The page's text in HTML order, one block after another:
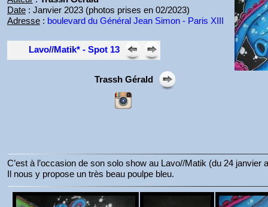
Date: Janvier 2023 (photos prises en 02/2023)
Adresse: boulevard du Général Jean Simon - Paris XIII
Lavo//Matik* - Spot 13
Trassh Gérald
C’est à l’occasion de son solo show au Lavo//Matik (du 24
Il nous y propose un très beau poulpe bleu.